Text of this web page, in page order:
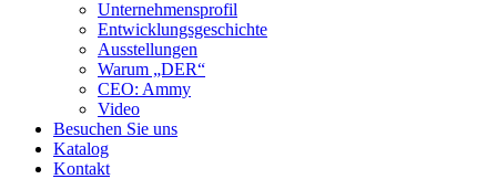
Unternehmensprofil
Entwicklungsgeschichte
Ausstellungen
Warum „DER“
CEO: Ammy
Video
Besuchen Sie uns
Katalog
Kontakt